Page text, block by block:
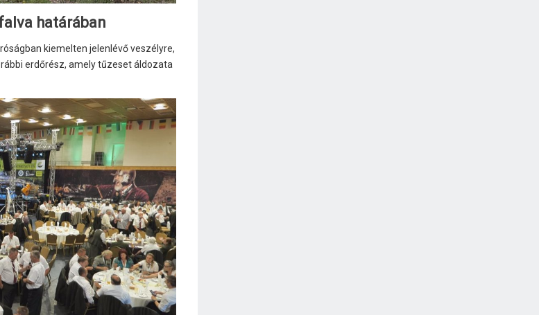
határában
kiemelten jelenlévő veszélyre,
erdőrész, amely tűzeset áldozata